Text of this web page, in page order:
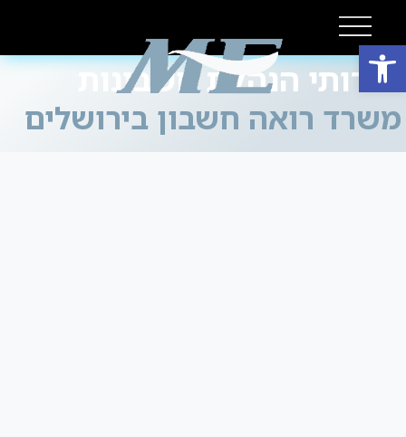
פתח סרגל נגישות
שירותי הנהלת חשבונות
משרד רואה חשבון בירושלים